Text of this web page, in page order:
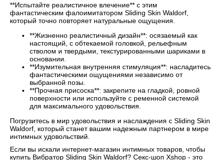
**Испытайте реалистичное влечение** с этим
фантастическим фалоимитатором Sliding Skin Waldorf,
который точно повторяет натуральные ощущения.
**Жизненно реалистичный дизайн**: осязаемый как
настоящий, с обтекаемой головкой, рельефным
стволом и твердыми, текстурированными шариками в
основании.
**Изумительная внутренняя стимуляция**: насладитесь
фантастическими ощущениями независимо от
выбранной позы.
**Прочная присоска**: закрепите на гладкой, ровной
поверхности или используйте с ременной системой
для максимального удовольствия.
Погрузитесь в мир удовольствия и наслаждения с Sliding Skin
Waldorf, который станет вашим надежным партнером в мире
интимных удовольствий.
Если вы искали интернет-магазин интимных товаров, чтобы
купить Вибратор Sliding Skin Waldorf? Секс-шоп Xshop - это